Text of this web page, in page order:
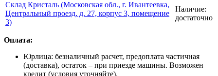
Склад Кристаль (Московская обл., г. Ивантеевка,
Центральный проезд, д. 27, корпус 3, помещение
3)
Наличие:
достаточно
Оплата:
Юрлица: безналичный расчет, предоплата частичная
(доставка), остаток – при приезде машины. Возможен
кредит (условия уточняйте).